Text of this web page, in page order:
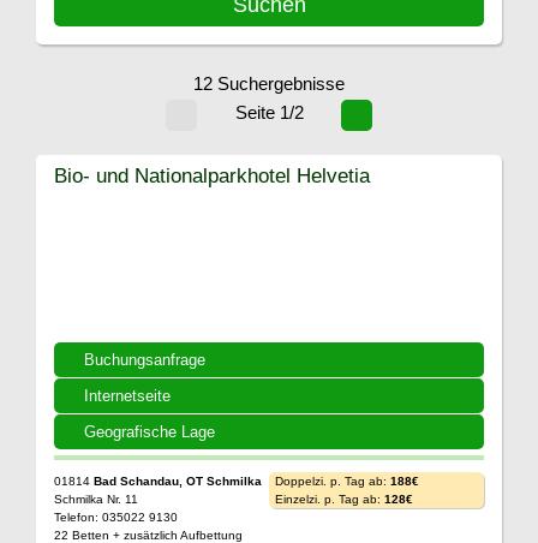
12 Suchergebnisse
Seite 1/2
Buchungsanfrage
Internetseite
Geografische Lage
Bio- und Nationalparkhotel Helvetia
01814 Bad Schandau, OT Schmilka
Schmilka Nr. 11
Telefon: 035022 9130
22 Betten + zusätzlich Aufbettung
Doppelzi. p. Tag ab: 188€
Einzelzi. p. Tag ab: 128€